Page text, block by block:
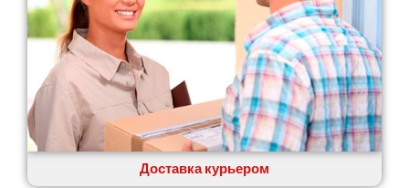
Путивль
Пятихатки
Раздельная
Рени
Решетиловка
Ромны
Ровно
Доставка курьером